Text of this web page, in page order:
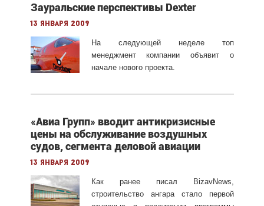
Зауральские перспективы Dexter
13 января 2009
На следующей неделе топ
менеджмент компании объявит о
начале нового проекта.
«Авиа Групп» вводит антикризисные
цены на обслуживание воздушных
судов, сегмента деловой авиации
13 января 2009
Как ранее писал BizavNews,
строительство ангара стало первой